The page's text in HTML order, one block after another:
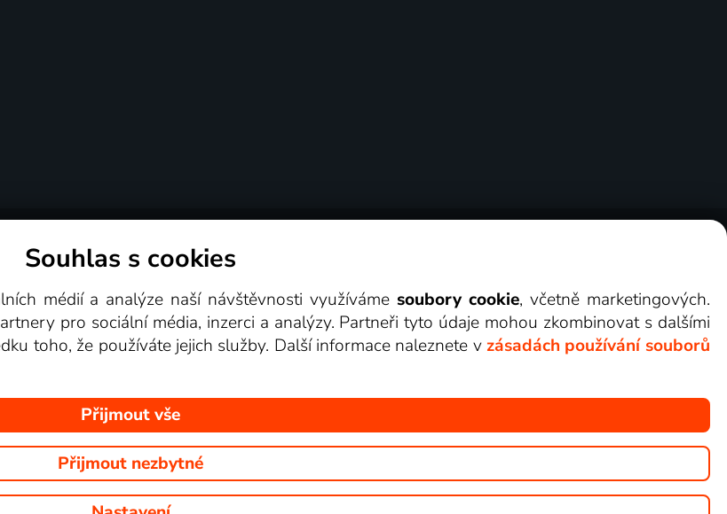
Videotéka
jsou zobrazovány obrázky z pořadů TV stanic, které můžete sledovat v Lepší.TV.
Souhlas s cookies
médií a analýze naší návštěvnosti využívámesoubory cookie, včetně marketingových.
pro sociální média, inzerci a analýzy. Partneři tyto údaje mohou zkombinovat s dalšími
toho, že používáte jejich služby. Další informace naleznete v zásadách používání souborů
Přijmout vše
Přijmout nezbytné